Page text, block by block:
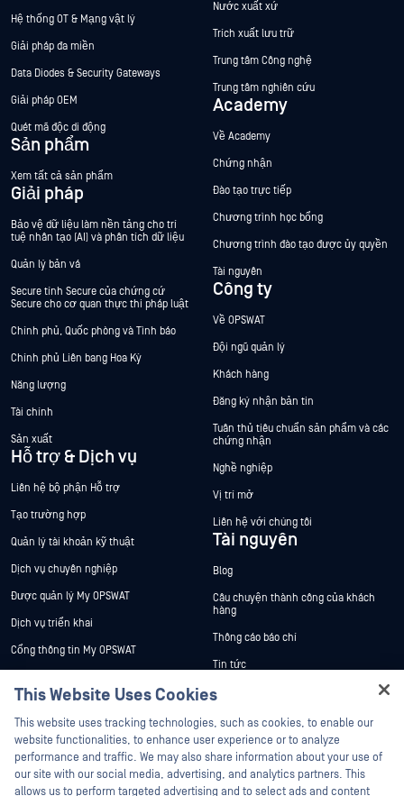
Hệ thống OT & Mạng vật lý
Giải pháp đa miền
Data Diodes & Security Gateways
Giải pháp OEM
Quét mã độc di động
Sản phẩm
Xem tất cả sản phẩm
Giải pháp
Bảo vệ dữ liệu làm nền tảng cho trí
tuệ nhân tạo (AI) và phân tích dữ liệu
Quản lý bản vá
Secure tính Secure của chứng cứ
Secure cho cơ quan thực thi pháp luật
Chính phủ, Quốc phòng và Tình báo
Chính phủ Liên bang Hoa Kỳ
Năng lượng
Tài chính
Sản xuất
Hỗ trợ & Dịch vụ
Liên hệ bộ phận Hỗ trợ
Tạo trường hợp
Quản lý tài khoản kỹ thuật
Dịch vụ chuyên nghiệp
Được quản lý My OPSWAT
Dịch vụ triển khai
Cổng thông tin My OPSWAT
Chương trình Xử lý Lỗ hổng Bảo mật
Đối tác
Chứng nhận
Nước xuất xứ
Trích xuất lưu trữ
Trung tâm Công nghệ
Trung tâm nghiên cứu
Academy
Về Academy
Chứng nhận
Đào tạo trực tiếp
Chương trình học bổng
Chương trình đào tạo được ủy quyền
Tài nguyên
Công ty
Về OPSWAT
Đội ngũ quản lý
Khách hàng
Đăng ký nhận bản tin
Tuân thủ tiêu chuẩn sản phẩm và các
chứng nhận
Nghề nghiệp
Vị trí mở
Liên hệ với chúng tôi
Tài nguyên
Blog
Câu chuyện thành công của khách
hàng
Thông cáo báo chí
Tin tức
Sự kiện
Hội thảo trên trực tuyến
Datasheets
White Papers
This Website Uses Cookies
This website uses tracking technologies, such as cookies, to enable our
website functionalities, to enhance user experience or to analyze
performance and traffic. We may also share information about your use of
our site with our social media, advertising, and analytics partners. This
allows us to perform targeted advertising and to select ads and content
Hey there!
I'm Ozzy, your OPSWAT virtual assistant.
How can I help you secure what's critical
today?